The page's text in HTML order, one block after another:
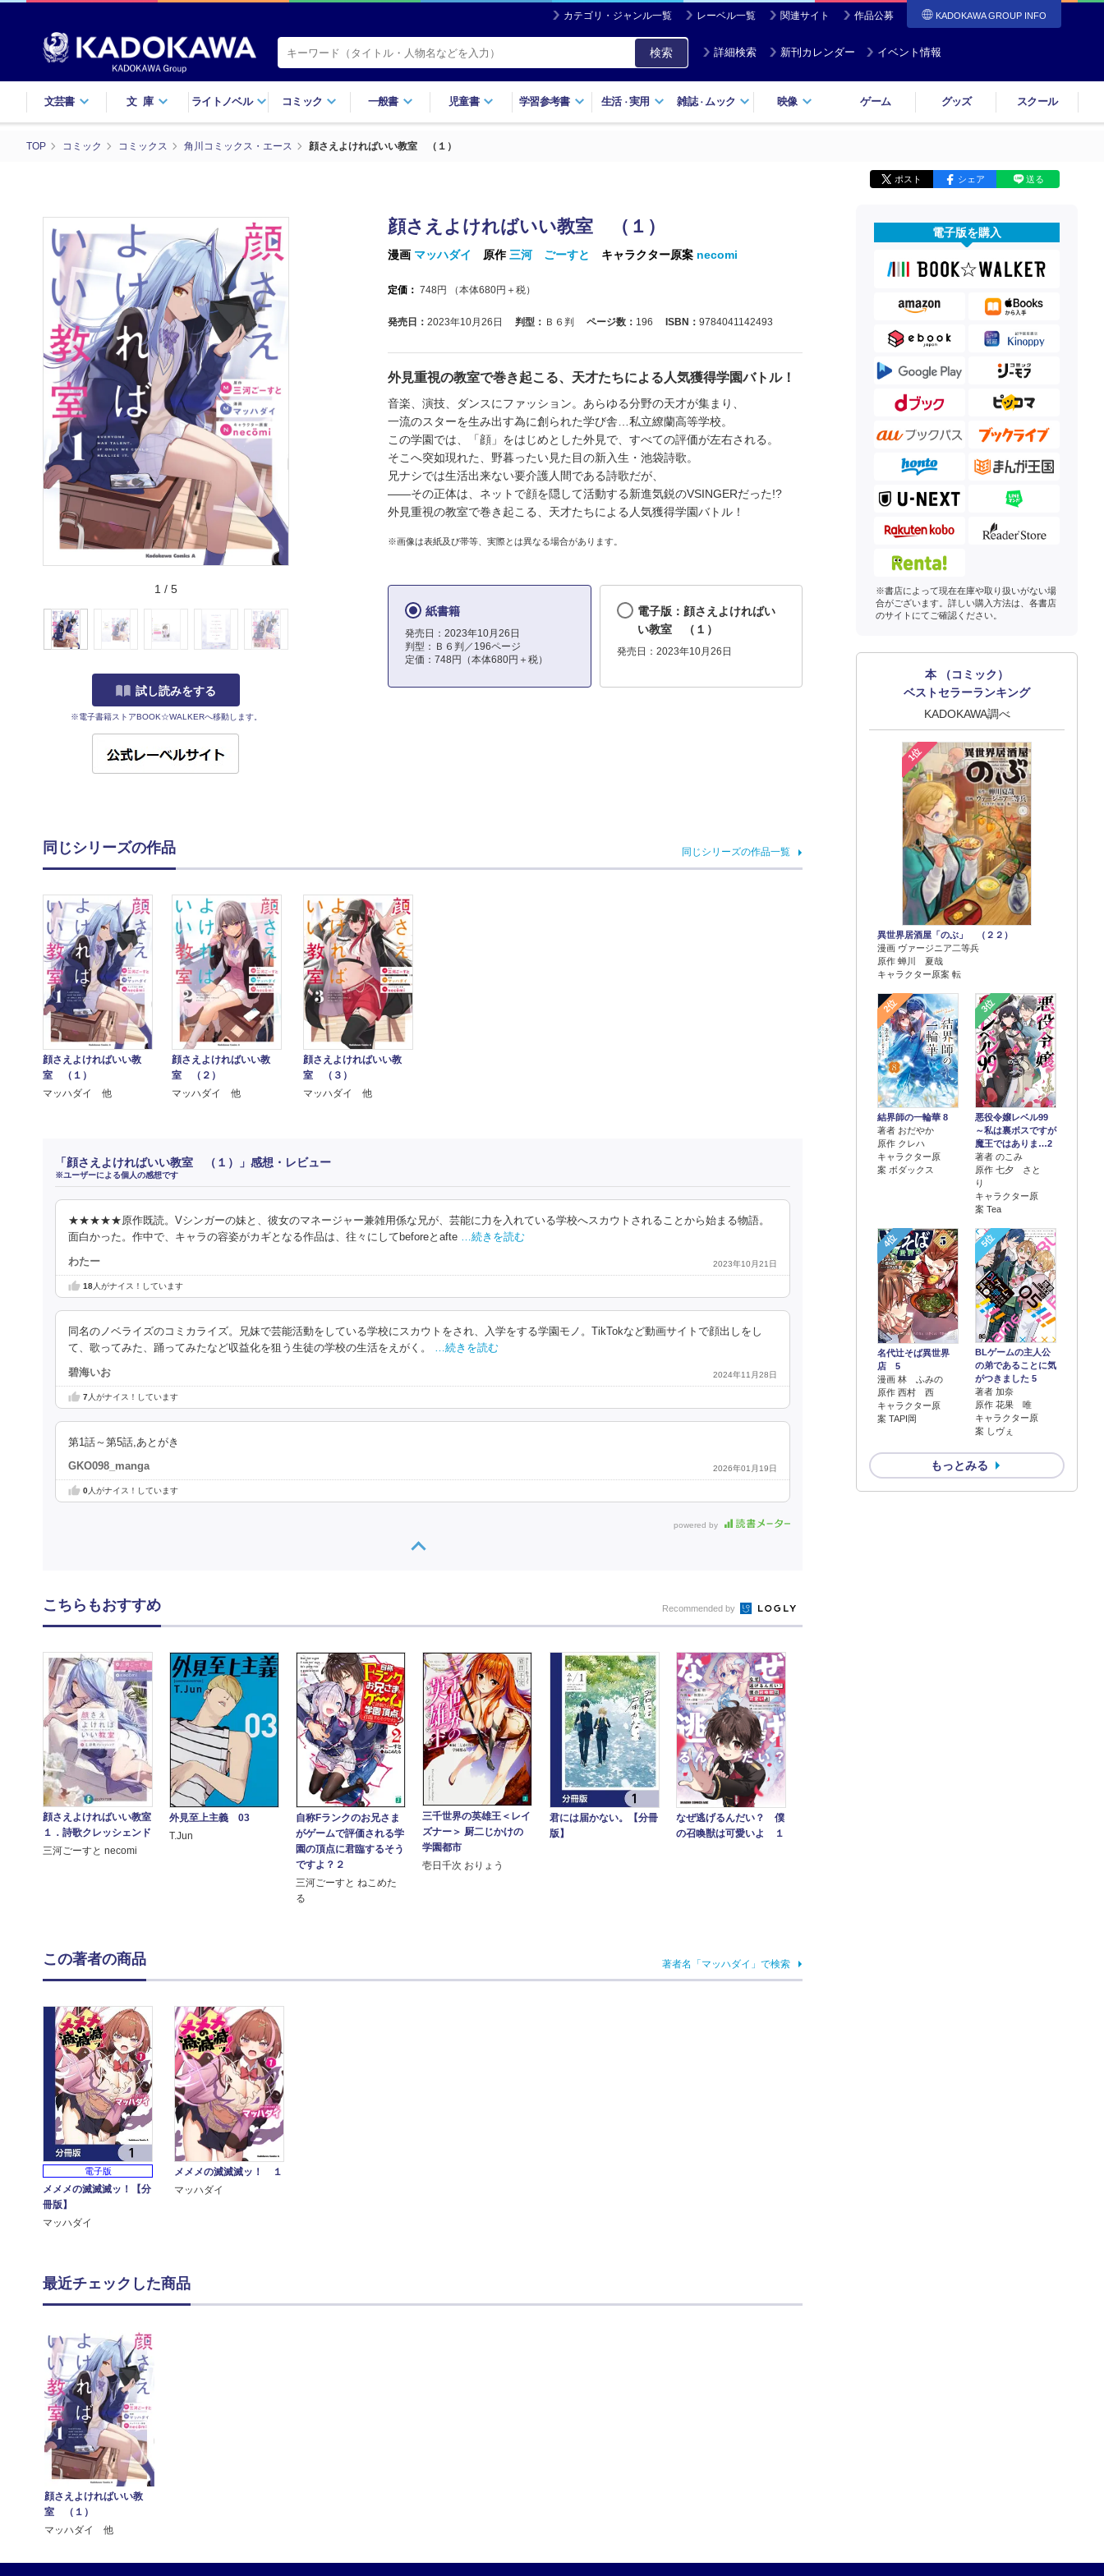
カテゴリ・ジャンル一覧 レーベル一覧 関連サイト 作品公募 KADOKAWA GROUP INFO
検索 詳細検索 新刊カレンダー イベント情報
文芸書 文庫 ライトノベル コミック 一般書 児童書 学習参考書 生活・実用 雑誌・ ムック 映像 ゲーム グッズ スクール
TOP コミック コミックス 角川コミックス・エース 顔さえよければいい教室 （１）
ポスト シェア 送る
1 / 5
試し読みをする
※電子書籍ストアBOOK☆WALKERへ移動します。
顔さえよければいい教室 （１）
漫画 マッハダイ 原作 三河 ごーすと キャラクター原案 necomi
定価： 748円 （本体680円＋税）
発売日： 2023年10月26日 判型： Ｂ６判 ページ数： 196 ISBN： 9784041142493
外見重視の教室で巻き起こる、天才たちによる人気獲得学園バトル！
音楽、演技、ダンスにファッション。あらゆる分野の天才が集まり、
一流のスターを生み出す為に創られた学び舎…私立繚蘭高等学校。
この学園では、「顔」をはじめとした外見で、すべての評価が左右される。
そこへ突如現れた、野暮ったい見た目の新入生・池袋詩歌。
兄ナシでは生活出来ない要介護人間である詩歌だが、
――その正体は、ネットで顔を隠して活動する新進気鋭のVSINGERだった!?
外見重視の教室で巻き起こる、天才たちによる人気獲得学園バトル！
※画像は表紙及び帯等、実際とは異なる場合があります。
紙書籍
発売日：2023年10月26日
判型：Ｂ６判／196ページ
定価：748円（本体680円＋税）
電子版：顔さえよければい
い教室 （１）
発売日：2023年10月26日
同じシリーズの作品 同じシリーズの作品一覧
顔さえよければいい教
室 （１）
マッハダイ 他
顔さえよければいい教
室 （２）
マッハダイ 他
顔さえよければいい教
室 （３）
マッハダイ 他
「顔さえよければいい教室 （１）」感想・レビュー
※ユーザーによる個人の感想です
★★★★★原作既読。Vシンガーの妹と、彼女のマネージャー兼雑用係な兄が、芸能に力を入れている学校へスカウトされることから始まる物語。
面白かった。作中で、キャラの容姿がカギとなる作品は、往々にしてbeforeとafte …続きを読む
わたー 2023年10月21日
18人がナイス！しています
同名のノベライズのコミカライズ。兄妹で芸能活動をしている学校にスカウトをされ、入学をする学園モノ。TikTokなど動画サイトで顔出しをし
て、歌ってみた、踊ってみたなど収益化を狙う生徒の学校の生活をえがく。 …続きを読む
碧海いお 2024年11月28日
7人がナイス！しています
第1話～第5話,あとがき
GKO098_manga 2026年01月19日
0人がナイス！しています
powered by
電子版を購入
※書店によって現在在庫や取り扱いがない場
合がございます。詳しい購入方法は、各書店
のサイトにてご確認ください。
本 （コミック）
ベストセラーランキング
KADOKAWA調べ
1位
異世界居酒屋「のぶ」 （２２）
漫画 ヴァージニア二等兵
原作 蝉川 夏哉
キャラクター原案 転
2位
結界師の一輪華 8
著者 おだやか
原作 クレハ
キャラクター原
案 ボダックス
3位
悪役令嬢レベル99
～私は裏ボスですが
魔王ではありま…2
著者 のこみ
原作 七夕 さと
り
キャラクター原
案 Tea
4位
名代辻そば異世界
店 5
漫画 林 ふみの
原作 西村 西
キャラクター原
案 TAPI岡
5位
BLゲームの主人公
の弟であることに気
がつきました 5
著者 加奈
原作 花果 唯
キャラクター原
案 しヴぇ
もっとみる
こちらもおすすめ Recommended by
顔さえよければいい教室
１．詩歌クレッシェンド
三河ごーすと necomi
外見至上主義 03
T.Jun
自称Fランクのお兄さま
がゲームで評価される学
園の頂点に君臨するそう
ですよ？２
三河ごーすと ねこめた
る
三千世界の英雄王＜レイ
ズナー＞ 厨二じかけの
学園都市
壱日千次 おりょう
君には届かない。【分冊
版】
なぜ逃げるんだい？ 僕
の召喚獣は可愛いよ １
この著者の商品 著者名「マッハダイ」で検索
電子版
メメメの滅滅滅ッ！【分
冊版】
マッハダイ
メメメの滅滅滅ッ！ １
マッハダイ
最近チェックした商品
顔さえよければいい教
室 （１）
マッハダイ 他